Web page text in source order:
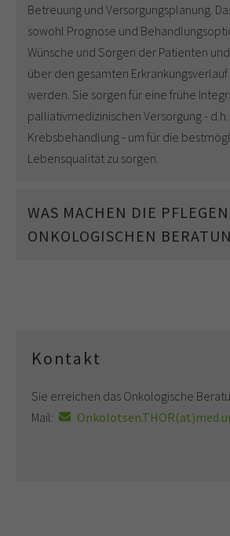
Betreuung und Versorgungsplanung.
sowohl Prognose und
Wünsche und Sorgen der Patienten
über den gesamten
werden. Sie sorgen für eine frühe
palliativmedizinischen Versorgung -
Krebsbehandlung - um für die
Lebensqualität zu sorgen.
WAS MACHEN DIE
ONKOLOGISCHEN
Kontakt
Sie erreichen das Onkologische
Mail: